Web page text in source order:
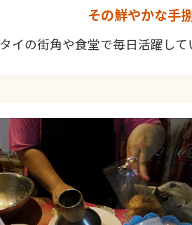
その鮮やかな手
タイの街角や食堂で毎日活躍し